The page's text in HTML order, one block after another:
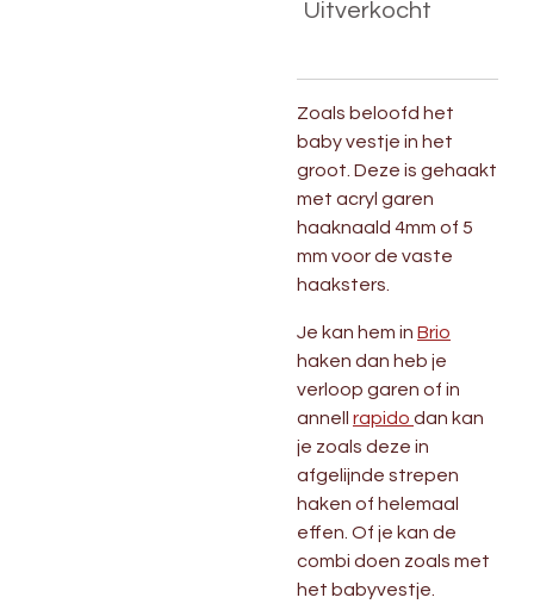
Uitverkocht
Zoals beloofd het
baby vestje in het
groot. Deze is gehaakt
met acryl garen
haaknaald 4mm of 5
mm voor de vaste
haaksters.
Je kan hem in Brio
haken dan heb je
verloop garen of in
annell rapido dan kan
je zoals deze in
afgelijnde strepen
haken of helemaal
effen. Of je kan de
combi doen zoals met
het babyvestje.